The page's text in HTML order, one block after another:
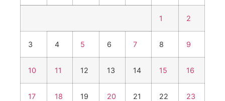
1 2
3 4 5 6 7 8 9
10 11 12 13 14 15 16
17 18 19 20 21 22 23